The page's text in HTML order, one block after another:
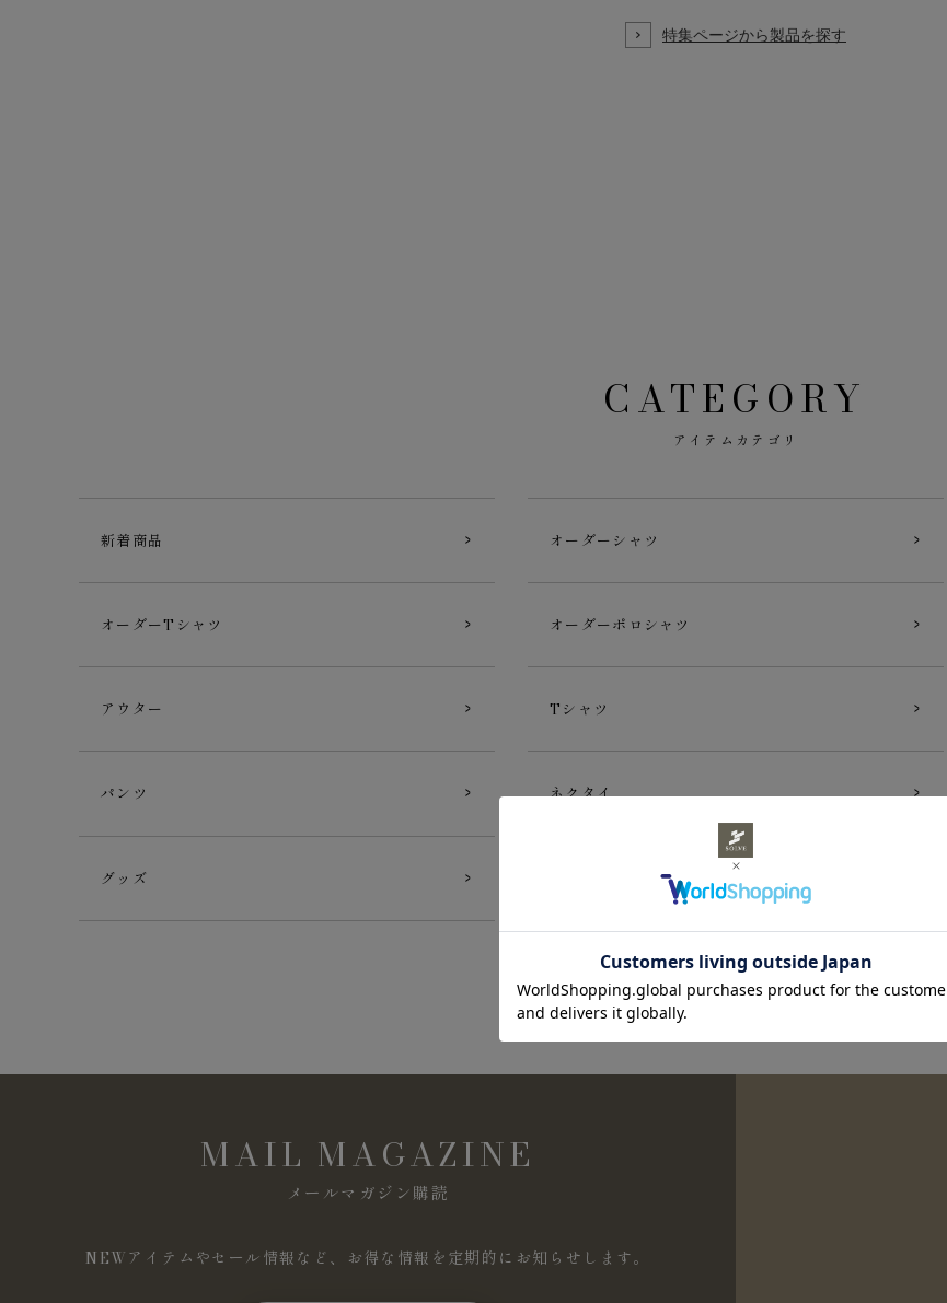
CATEGORY
アイテムカテゴリ
新着商品 オーダーシャツ
オーダーTシャツ オーダーポロシャツ
アウター Tシャツ
パンツ ネクタイ
グッズ
MAIL MAGAZINE
メールマガジン購読
NEWアイテムやセール情報など、お得な情報を定期的にお知らせします。